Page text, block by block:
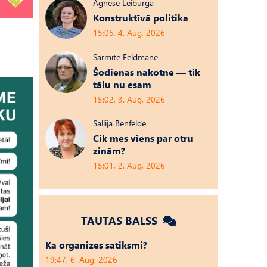
Agnese Leiburga
Konstruktīvā politika
15:05, 4. Aug, 2026
Sarmīte Feldmane
Šodienas nākotne — tik
tālu nu esam
15:02, 3. Aug, 2026
Sallija Benfelde
Cik mēs viens par otru
zinām?
15:01, 2. Aug, 2026
TAUTAS BALSS
Kā organizēs satiksmi?
19:47, 6. Aug, 2026